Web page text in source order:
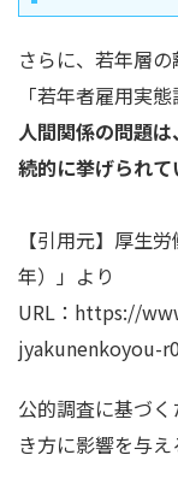
さらに、若年層
「若年者雇用実態
人間関係の問題
続的に挙げられて
【引用元】厚生
年）」より
URL：https://
jyakunenkoyou-
公的調査に基づ
き方に影響を与え